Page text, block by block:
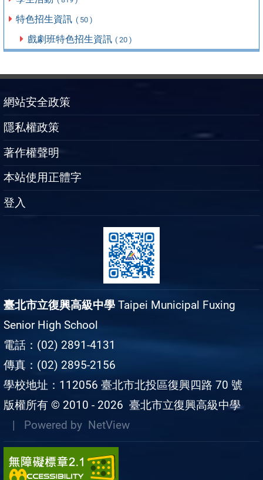
特色招生資訊 ( 50 )
戲劇班特色招生資訊 ( 20 )
網站安全政策
隱私權政策
著作權聲明
本站使用正體字
登入
臺北市立復興高級中學 Taipei Municipal Fuxing
Senior High School
電話：(02) 2891-4131
傳真：(02) 2895-2156
學校地址：112056 臺北市北投區復興四路 70 號
版權所有 © 2010 - 2026 臺北市立復興高級中學
| Powered by NetView